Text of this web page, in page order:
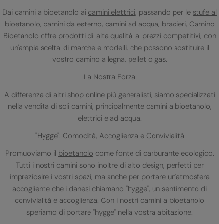
Dai camini a bioetanolo ai camini elettrici, passando per le stufe al
bioetanolo, camini da esterno, camini ad acqua, bracieri, Camino
Bioetanolo offre prodotti di alta qualità a prezzi competitivi, con
un'ampia scelta di marche e modelli, che possono sostituire il
vostro camino a legna, pellet o gas.
La Nostra Forza
A differenza di altri shop online più generalisti, siamo specializzati
nella vendita di soli camini, principalmente camini a bioetanolo,
elettrici e ad acqua.
"Hygge": Comodità, Accoglienza e Convivialità
Promuoviamo il bioetanolo come fonte di carburante ecologico.
Tutti i nostri camini sono inoltre di alto design, perfetti per
impreziosire i vostri spazi, ma anche per portare un'atmosfera
accogliente che i danesi chiamano "hygge", un sentimento di
convivialità e accoglienza. Con i nostri camini a bioetanolo
speriamo di portare "hygge" nella vostra abitazione.